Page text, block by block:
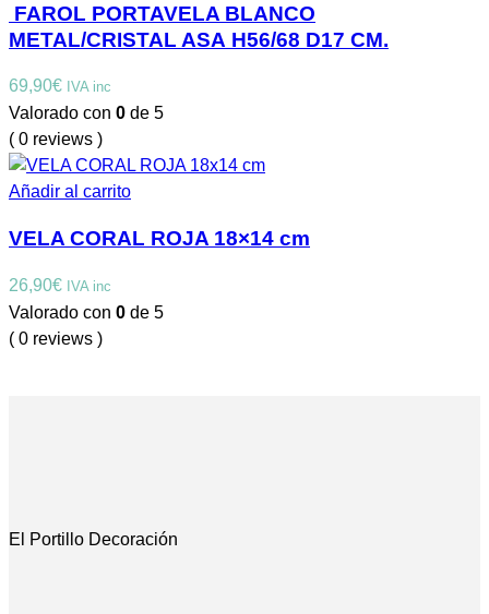
FAROL PORTAVELA BLANCO
METAL/CRISTAL ASA H56/68 D17 CM.
69,90€ IVA inc
Valorado con 0 de 5
( 0 reviews )
Añadir al carrito
VELA CORAL ROJA 18×14 cm
26,90€ IVA inc
Valorado con 0 de 5
( 0 reviews )
El Portillo Decoración